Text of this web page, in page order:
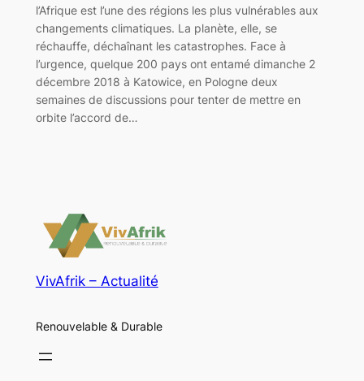
l’Afrique est l’une des régions les plus vulnérables aux
changements climatiques. La planète, elle, se
réchauffe, déchaînant les catastrophes. Face à
l’urgence, quelque 200 pays ont entamé dimanche 2
décembre 2018 à Katowice, en Pologne deux
semaines de discussions pour tenter de mettre en
orbite l’accord de…
VivAfrik – Actualité
Renouvelable & Durable